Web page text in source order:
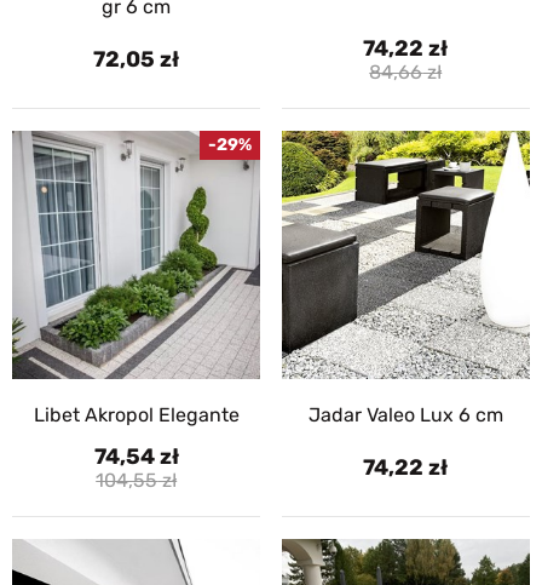
gr 6 cm
72,05 74,22
84,66
Libet Akropol Elegante
74,54
104,55
-29%
Jadar Valeo Lux 6 cm
74,22